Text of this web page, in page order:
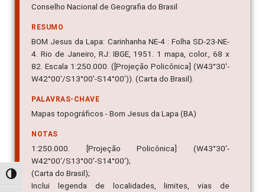
Alternar alto contraste
Conselho Nacional de Geografia do Brasil
RESUMO
BOM Jesus da Lapa: Carinhanha NE-4 : Folha SD-23-NE-
4. Rio de Janeiro, RJ: IBGE, 1951. 1 mapa, color., 68 x
82. Escala 1:250.000. ([Projeção Policônica] (W43°30'-
W42°00'/S13°00'-S14°00')). (Carta do Brasil).
PALAVRAS-CHAVE
Mapas topográficos - Bom Jesus da Lapa (BA)
NOTAS
1:250.000. [Projeção Policônica] (W43°30'-
W42°00'/S13°00'-S14°00');
(Carta do Brasil);
Inclui legenda de localidades, limites, vias de